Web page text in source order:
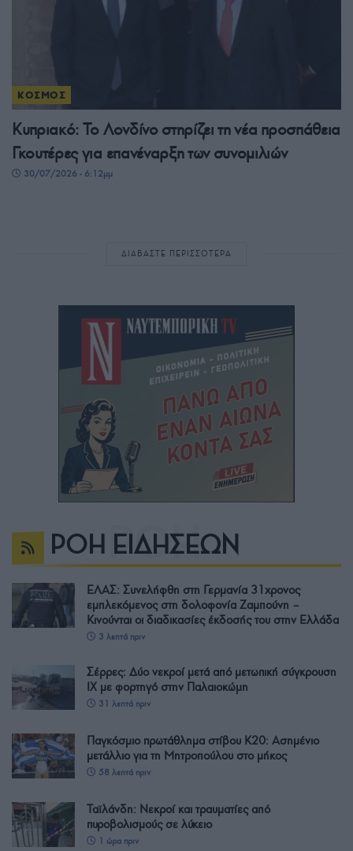
ΚΟΣΜΟΣ
Κυπριακό: Το Λονδίνο στηρίζει τη νέα προσπάθεια
Γκουτέρες για επανέναρξη των συνομιλιών
30/07/2026 - 6:12μμ
ΔΙΑΒΑΣΤΕ ΠΕΡΙΣΣΟΤΕΡΑ
ΡΟΗ ΕΙΔΗΣΕΩΝ
ΕΛΑΣ: Συνελήφθη στη Γερμανία 31χρονος
εμπλεκόμενος στη δολοφονία Ζαμπούνη –
Κινούνται οι διαδικασίες έκδοσής του στην Ελλάδα
3 λεπτά πριν
Σέρρες: Δύο νεκροί μετά από μετωπική σύγκρουση
ΙΧ με φορτηγό στην Παλαιοκώμη
31 λεπτά πριν
Παγκόσμιο πρωτάθλημα στίβου Κ20: Ασημένιο
μετάλλιο για τη Μητροπούλου στο μήκος
58 λεπτά πριν
Ταϊλάνδη: Νεκροί και τραυματίες από
πυροβολισμούς σε λύκειο
1 ώρα πριν